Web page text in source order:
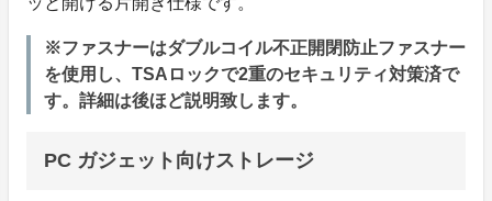
※ファスナーはダブルコイル不正開閉防止ファスナー
を使用し、TSAロックで2重のセキュリティ対策済で
す。詳細は後ほど説明致します。
PC ガジェット向けストレージ